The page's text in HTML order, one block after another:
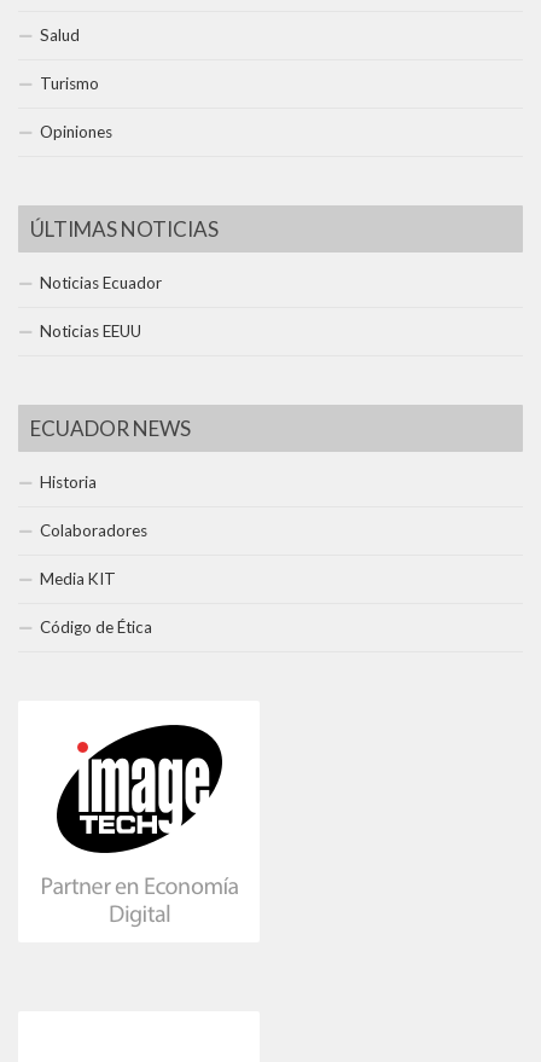
Salud
Turismo
Opiniones
ÚLTIMAS NOTICIAS
Noticias Ecuador
Noticias EEUU
ECUADOR NEWS
Historia
Colaboradores
Media KIT
Código de Ética